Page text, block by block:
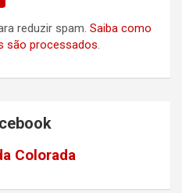
reduzir spam. Saiba como
são processados.
Colorada